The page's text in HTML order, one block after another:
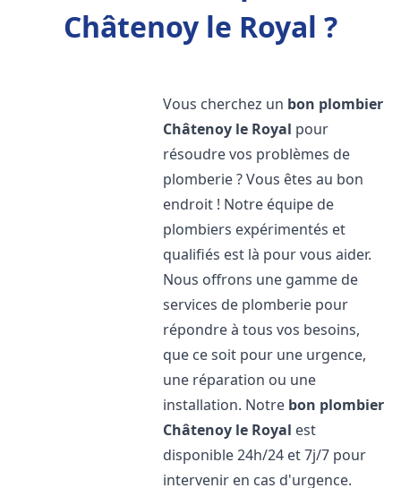
Châtenoy le Royal ?
Vous cherchez un bon plombier
Châtenoy le Royal pour
résoudre vos problèmes de
plomberie ? Vous êtes au bon
endroit ! Notre équipe de
plombiers expérimentés et
qualifiés est là pour vous aider.
Nous offrons une gamme de
services de plomberie pour
répondre à tous vos besoins,
que ce soit pour une urgence,
une réparation ou une
installation. Notre bon plombier
Châtenoy le Royal est
disponible 24h/24 et 7j/7 pour
intervenir en cas d'urgence.